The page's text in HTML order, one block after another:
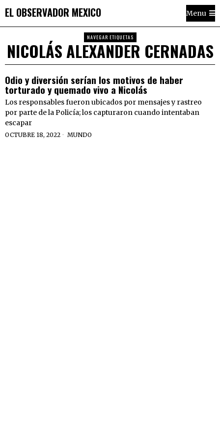
EL OBSERVADOR MEXICO Menu
NAVEGAR ETIQUETAS
NICOLÁS ALEXANDER CERNADAS
Odio y diversión serían los motivos de haber
torturado y quemado vivo a Nicolás
Los responsables fueron ubicados por mensajes y rastreo
por parte de la Policía; los capturaron cuando intentaban
escapar
OCTUBRE 18, 2022 MUNDO